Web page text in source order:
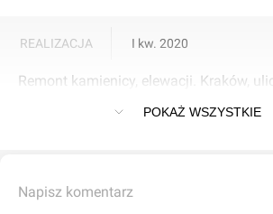
REALIZACJA I kw. 2020
Remont kamienicy, elewacji. Kraków,
POKAŻ WSZYSTKIE
Napisz komentarz